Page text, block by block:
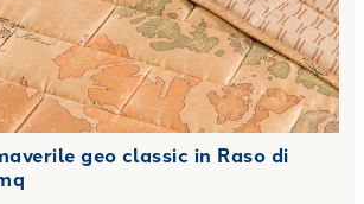
geo classic in Raso di